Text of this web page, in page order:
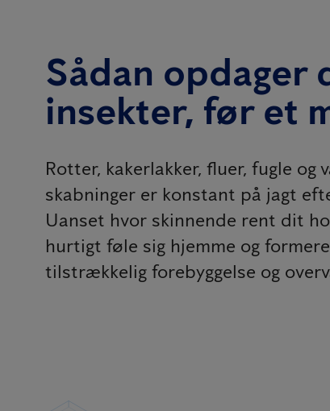
Sådan opdager
insekter, før et
Rotter, kakerlakker, fluer, fugle
skabninger er konstant på jagt
Uanset hvor skinnende rent dit
hurtigt føle sig hjemme og
tilstrækkelig forebyggelse og